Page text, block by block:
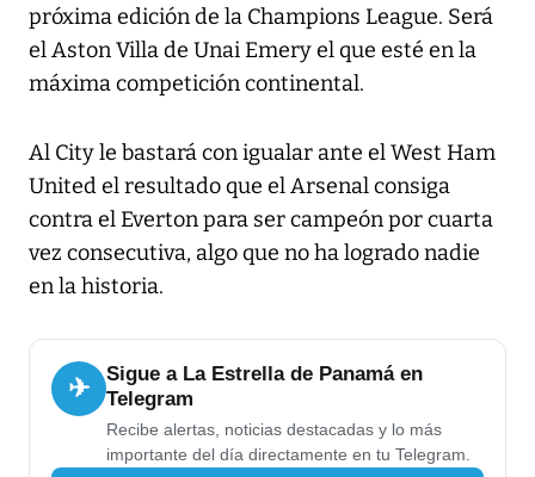
próxima edición de la Champions League. Será
el Aston Villa de Unai Emery el que esté en la
máxima competición continental.
Al City le bastará con igualar ante el West Ham
United el resultado que el Arsenal consiga
contra el Everton para ser campeón por cuarta
vez consecutiva, algo que no ha logrado nadie
en la historia.
✈
Sigue a La Estrella de Panamá en
Telegram
Recibe alertas, noticias destacadas y lo más
importante del día directamente en tu Telegram.